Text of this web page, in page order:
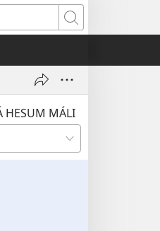
Leita
HESUM MÁLI